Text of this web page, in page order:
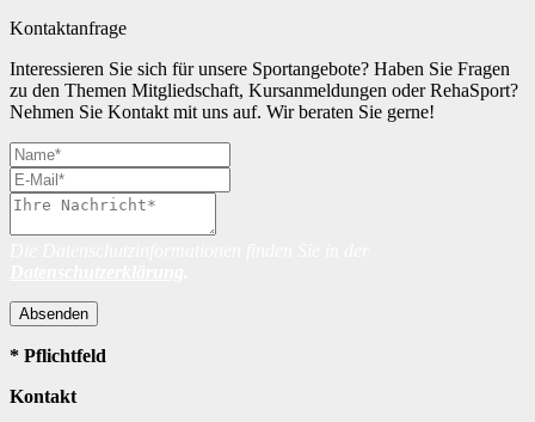
Kontaktanfrage
Interessieren Sie sich für unsere Sportangebote? Haben Sie Fragen
zu den Themen Mitgliedschaft, Kursanmeldungen oder RehaSport?
Nehmen Sie Kontakt mit uns auf. Wir beraten Sie gerne!
Absenden
* Pflichtfeld
Kontakt